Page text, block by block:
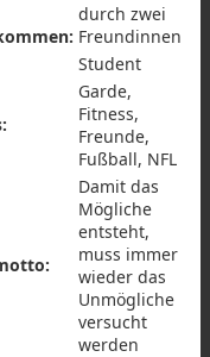
durch zwei
Freundinnen
Student
Garde,
Fitness,
Freunde,
Fußball, NFL
Damit das
Mögliche
entsteht,
muss immer
wieder das
Unmögliche
versucht
werden